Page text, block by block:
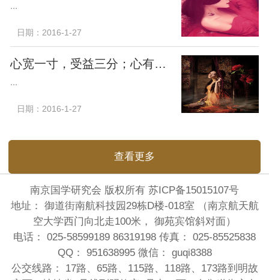
...
日期：2016-1-27
心宽一寸，受益三分；心有多大，福有多大
...
日期：2016-1-27
查看更多
南京国学研究会 版权所有 苏ICP备15015107号
地址： 御道街南航科技园29栋D楼-018室 （南京航天航
空大学西门向北走100米， 御苑宾馆斜对面）
电话： 025-58599189 86319198 传真： 025-85525838
QQ： 951638995 微信： guqi8388
公交线路： 17路、65路、115路、118路、173路到明故